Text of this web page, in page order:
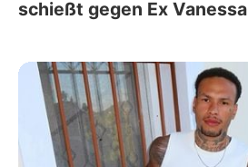
schießt gegen Ex Vanessa